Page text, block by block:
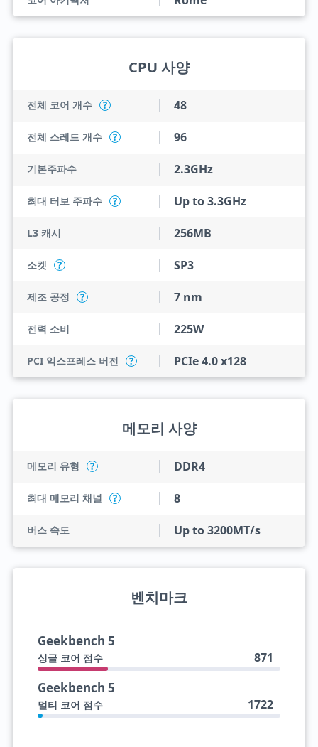
CPU 사양
전체 코어 개수 ? 48
전체 스레드 개수 ? 96
기본주파수 2.3GHz
최대 터보 주파수 ? Up to 3.3GHz
L3 캐시 256MB
소켓 ? SP3
제조 공정 ? 7 nm
전력 소비 225W
PCI 익스프레스 버전 ? PCIe 4.0 x128
메모리 사양
메모리 유형 ? DDR4
최대 메모리 채널 ? 8
버스 속도 Up to 3200MT/s
벤치마크
Geekbench 5
싱글 코어 점수 871
Geekbench 5
멀티 코어 점수 1722